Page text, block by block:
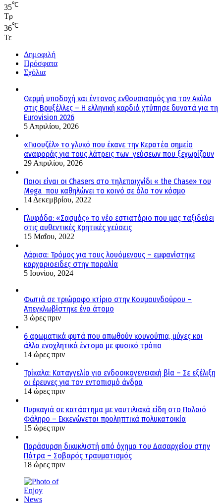
35℃
Τρ
36℃
Τε
Δημοφιλή
Πρόσφατα
Σχόλια
Θερμή υποδοχή και έντονος ενθουσιασμός για τον Ακύλα
στις Βρυξέλλες – Η ελληνική καρδιά χτύπησε δυνατά για τη
Eurovision 2026
5 Απριλίου, 2026
«Γκιουζέλ» το γλυκό που έκανε την Κερατέα σημείο
αναφοράς για τους λάτρεις των γεύσεων που ξεχωρίζουν
29 Απριλίου, 2026
Ποιοι είναι οι Chasers στο τηλεπαιχνίδι « the Chase» του
Mega που καθηλώνει το κοινό σε όλο τον κόσμο
14 Δεκεμβρίου, 2022
Γλυφάδα: «Σασμός» το νέο εστιατόριο που μας ταξιδεύει
στις αυθεντικές Κρητικές γεύσεις
15 Μαΐου, 2022
Λάρισα: Τρόμος για τους λουόμενους – εμφανίστηκε
καρχαριοειδες στην παραλία
5 Ιουνίου, 2024
Φωτιά σε τριώροφο κτίριο στην Κουμουνδούρου –
Απεγκλωβίστηκε ένα άτομο
3 ώρες πριν
6 αρωματικά φυτά που απωθούν κουνούπια, μύγες και
άλλα ενοχλητικά έντομα με φυσικό τρόπο
14 ώρες πριν
Τρίκαλα: Καταγγελία για ενδοοικογενειακή βία – Σε εξέλιξη
οι έρευνες για τον εντοπισμό άνδρα
14 ώρες πριν
Πυρκαγιά σε κατάστημα με ναυτιλιακά είδη στο Παλαιό
Φάληρο – Εκκενώνεται προληπτικά πολυκατοικία
15 ώρες πριν
Παράσυρση δικυκλιστή από όχημα του Δασαρχείου στην
Πάτρα – Σοβαρός τραυματισμός
18 ώρες πριν